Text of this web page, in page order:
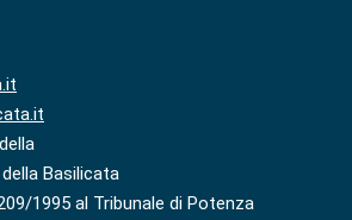
Basilicata
1995 al Tribunale di Potenza